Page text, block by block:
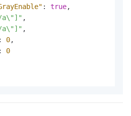
: true,
,
,
: 0,
:
0